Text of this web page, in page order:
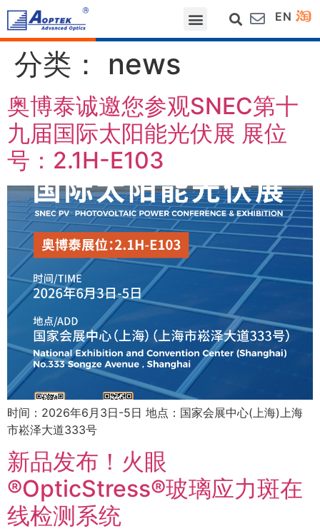
EN
分类： news
奥博泰诚邀您参观SNEC第十
九届国际太阳能光伏展 展位
号：2.1H-E103
时间：2026年6月3日-5日 地点：国家会展中心(上海)上海
市崧泽大道333号
新品发布！火眼
®OpticStress®玻璃应力斑在
线检测系统